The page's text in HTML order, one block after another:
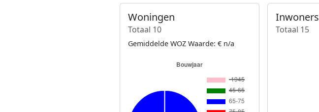
Woningen
Totaal 10
Gemiddelde WOZ Waarde: € n/a
Inwoners
Totaal 15